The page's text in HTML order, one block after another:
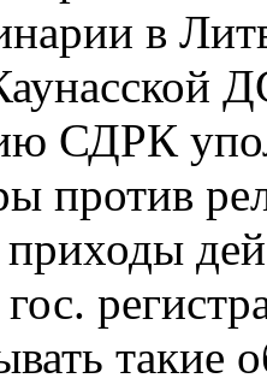
в
СДРК
против
гос.
такие